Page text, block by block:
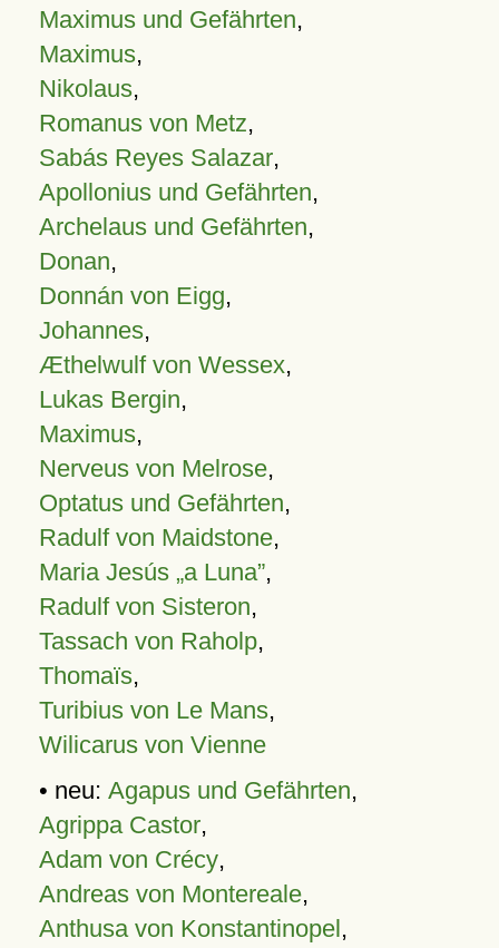
Maximus und Gefährten,
Maximus,
Nikolaus,
Romanus von Metz,
Sabás Reyes Salazar,
Apollonius und Gefährten,
Archelaus und Gefährten,
Donan,
Donnán von Eigg,
Johannes,
Æthelwulf von Wessex,
Lukas Bergin,
Maximus,
Nerveus von Melrose,
Optatus und Gefährten,
Radulf von Maidstone,
Maria Jesús „a Luna”,
Radulf von Sisteron,
Tassach von Raholp,
Thomaïs,
Turibius von Le Mans,
Wilicarus von Vienne
• neu: Agapus und Gefährten,
Agrippa Castor,
Adam von Crécy,
Andreas von Montereale,
Anthusa von Konstantinopel,